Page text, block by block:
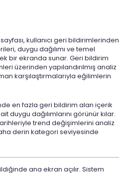
kullanıcı geri bildirimlerinden
duygu dağılımı ve temel
bir ekranda sunar. Geri bildirim
üzerinden yapılandırılmış analiz
karşılaştırmalarıyla eğilimlerin
en fazla geri bildirim alan içerik
duygu dağılımlarını görünür kılar.
trend değişimlerini analiz
derin kategori seviyesinde
ana ekran açılır. Sistem